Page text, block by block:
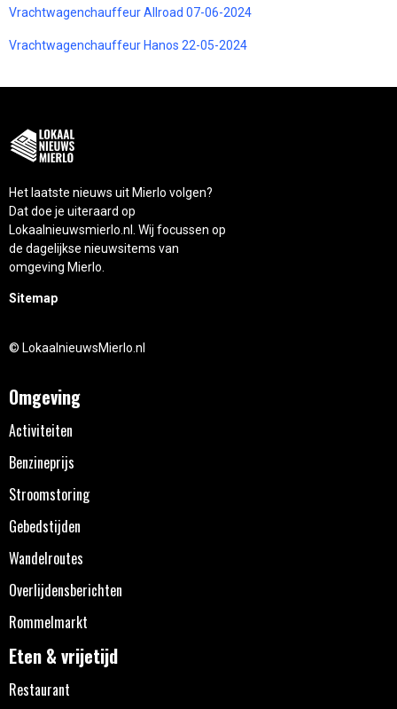
Vrachtwagenchauffeur Allroad 07-06-2024
Vrachtwagenchauffeur Hanos 22-05-2024
Het laatste nieuws uit Mierlo volgen?
Dat doe je uiteraard op
Lokaalnieuwsmierlo.nl. Wij focussen op
de dagelijkse nieuwsitems van
omgeving Mierlo.
Sitemap
© LokaalnieuwsMierlo.nl
Omgeving
Activiteiten
Benzineprijs
Stroomstoring
Gebedstijden
Wandelroutes
Overlijdensberichten
Rommelmarkt
Eten & vrijetijd
Restaurant